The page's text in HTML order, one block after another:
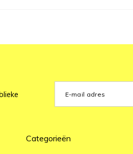
Categorieën